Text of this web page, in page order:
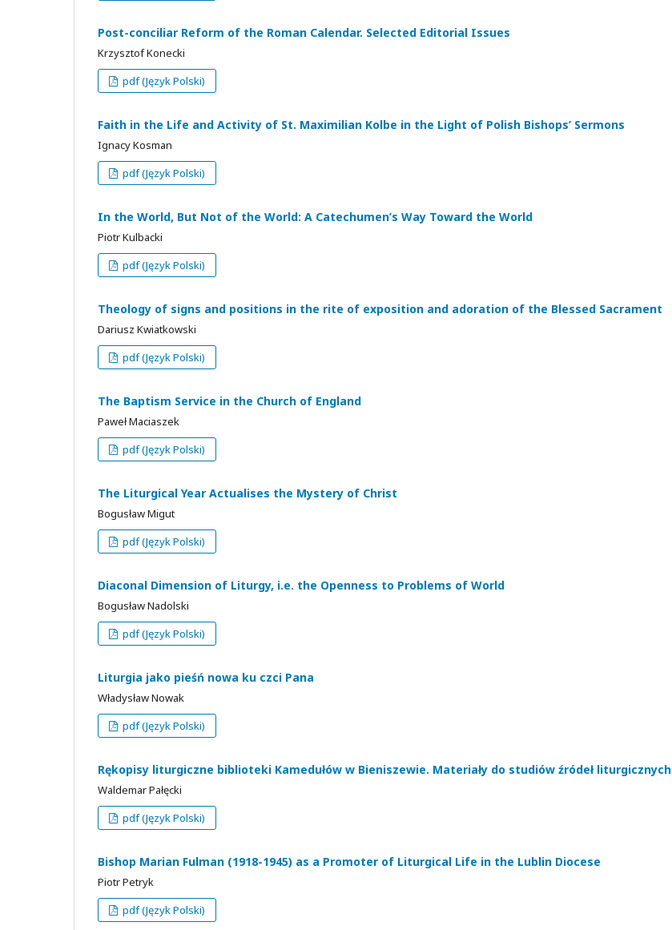
Post-conciliar Reform of the Roman Calendar. Selected Editorial Issues
Krzysztof Konecki
pdf (Język Polski)
Faith in the Life and Activity of St. Maximilian Kolbe in the Light of Polish Bishops’ Sermons
Ignacy Kosman
pdf (Język Polski)
In the World, But Not of the World: A Catechumen’s Way Toward the World
Piotr Kulbacki
pdf (Język Polski)
Theology of signs and positions in the rite of exposition and adoration of the Blessed Sacrament
Dariusz Kwiatkowski
pdf (Język Polski)
The Baptism Service in the Church of England
Paweł Maciaszek
pdf (Język Polski)
The Liturgical Year Actualises the Mystery of Christ
Bogusław Migut
pdf (Język Polski)
Diaconal Dimension of Liturgy, i.e. the Openness to Problems of World
Bogusław Nadolski
pdf (Język Polski)
Liturgia jako pieśń nowa ku czci Pana
Władysław Nowak
pdf (Język Polski)
Rękopisy liturgiczne biblioteki Kamedułów w Bieniszewie. Materiały do studiów źródeł liturgicznych
Waldemar Pałęcki
pdf (Język Polski)
Bishop Marian Fulman (1918-1945) as a Promoter of Liturgical Life in the Lublin Diocese
Piotr Petryk
pdf (Język Polski)